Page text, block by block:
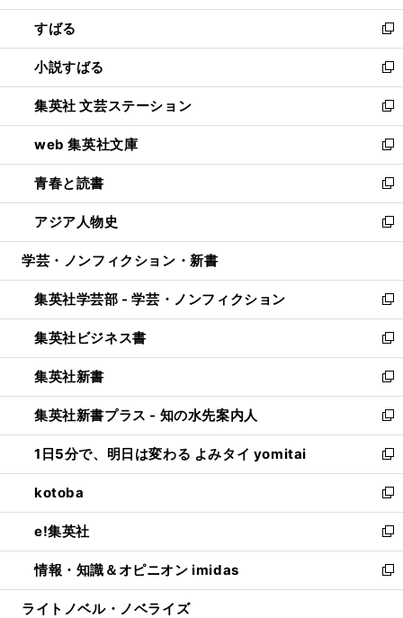
開
く
ウ
で
開
く
ン
ド
ウ
で
開
く
すばる
新
し
い
ウ
ィ
ン
ド
ウ
で
開
く
小説すばる
新
し
い
ウ
ィ
ン
ド
ウ
で
開
集英社 文芸ステーション
新
し
い
ウ
ィ
ン
ド
ウ
開
く
web 集英社文庫
新
し
い
ウ
ィ
ン
ウ
で
開
く
青春と読書
新
し
い
ウ
ン
ド
ウ
で
開
く
アジア人物史
新
し
ウ
ィ
ン
ド
ウ
で
開
く
学芸・ノンフィクション・新書
集英社学芸部 - 学芸・ノンフィクション
新
し
い
ウ
ィ
ン
ド
ウ
で
開
く
集英社ビジネス書
新
し
い
ウ
ィ
ン
ド
ウ
で
開
く
集英社新書
新
し
い
ウ
ィ
ン
ド
ウ
で
開
く
集英社新書プラス - 知の水先案内人
新
し
い
ウ
ィ
ン
ド
ウ
で
開
1日5分で、明日は変わる よみタイ yomitai
新
し
い
ウ
ィ
ン
ド
ウ
kotoba
新
し
い
ウ
ィ
ン
e!集英社
新
し
い
ウ
情報・知識＆オピニオン imidas
新
し
ライトノベル・ノベライズ